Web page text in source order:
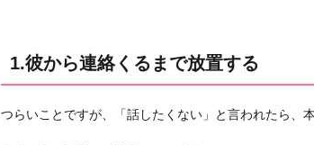
る
2.
ぜ
1.彼から連絡くるまで放置する
つらいことですが、「話したくない」と言われたら、